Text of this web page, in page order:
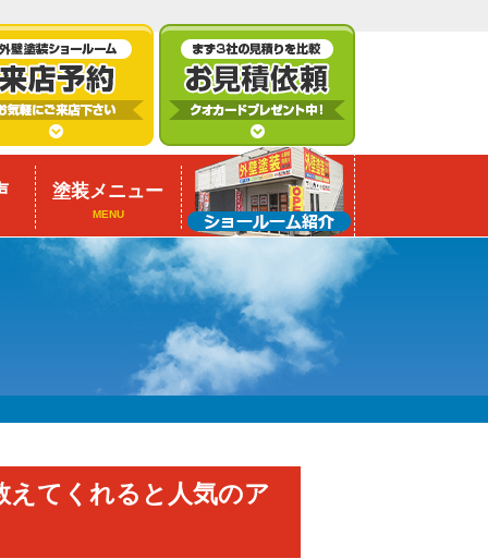
塗装メニュー
MENU
えてくれると人気のア